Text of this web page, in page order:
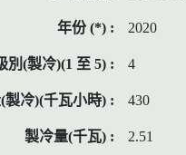
2020
4
430
2.51